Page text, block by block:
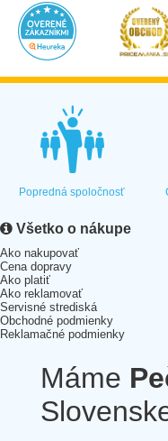
Popredná spoločnosť
Všetko o nákupe
Ako nakupovať
Cena dopravy
Ako platiť
Ako reklamovať
Servisné strediská
Obchodné podmienky
Reklamačné podmienky
Máme